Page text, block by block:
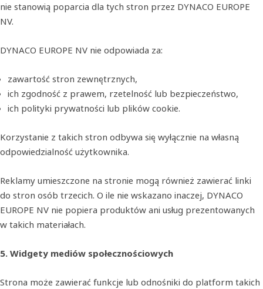
nie stanowią poparcia dla tych stron przez DYNACO EUROPE
NV.
DYNACO EUROPE NV nie odpowiada za:
zawartość stron zewnętrznych,
ich zgodność z prawem, rzetelność lub bezpieczeństwo,
ich polityki prywatności lub plików cookie.
Korzystanie z takich stron odbywa się wyłącznie na własną
odpowiedzialność użytkownika.
Reklamy umieszczone na stronie mogą również zawierać linki
do stron osób trzecich. O ile nie wskazano inaczej, DYNACO
EUROPE NV nie popiera produktów ani usług prezentowanych
w takich materiałach.
5. Widgety mediów społecznościowych
Strona może zawierać funkcje lub odnośniki do platform takich